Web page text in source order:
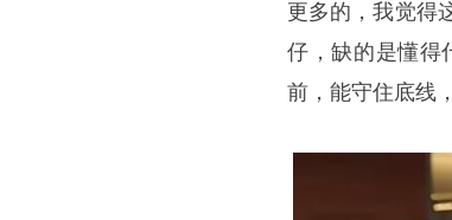
更多的，我觉得
仔，缺的是懂得
前，能守住底线